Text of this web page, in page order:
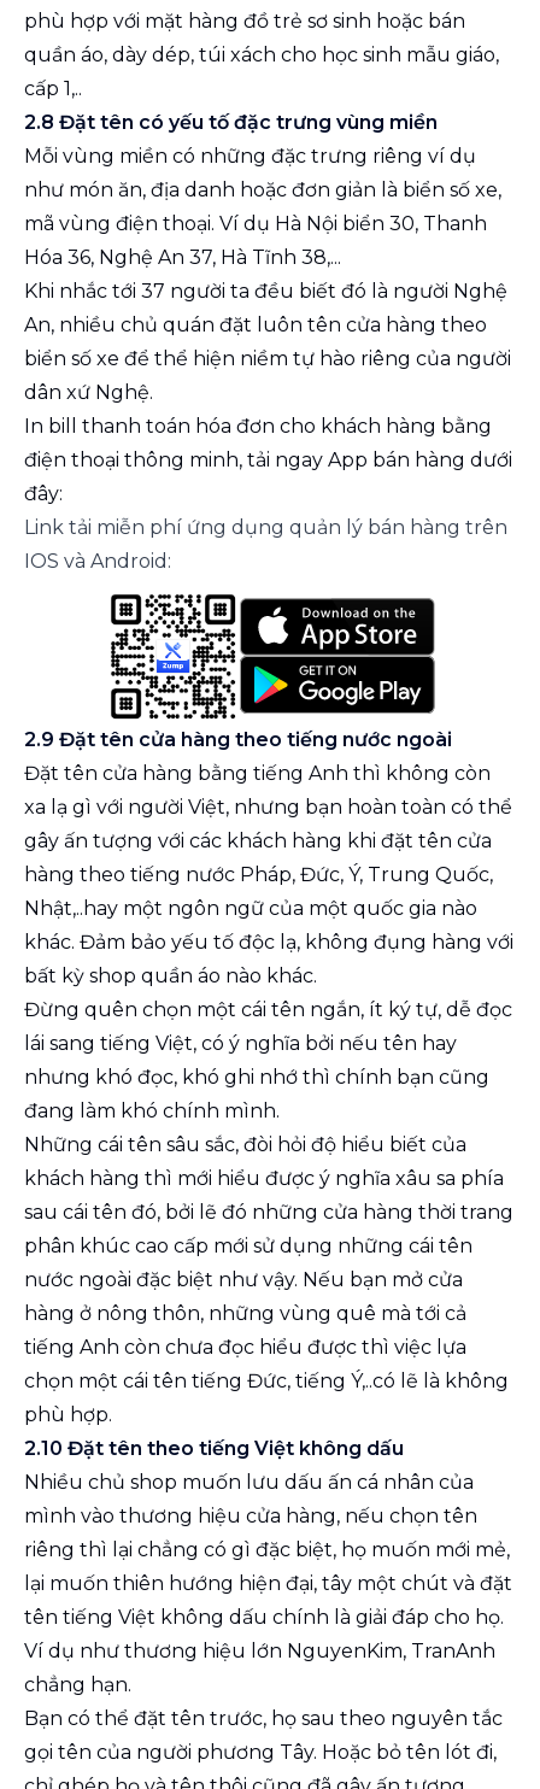
phù hợp với mặt hàng đồ trẻ sơ sinh hoặc bán
quần áo, dày dép, túi xách cho học sinh mẫu giáo,
cấp 1,..
2.8 Đặt tên có yếu tố đặc trưng vùng miền
Mỗi vùng miền có những đặc trưng riêng ví dụ
như món ăn, địa danh hoặc đơn giản là biển số xe,
mã vùng điện thoại. Ví dụ Hà Nội biển 30, Thanh
Hóa 36, Nghệ An 37, Hà Tĩnh 38,...
Khi nhắc tới 37 người ta đều biết đó là người Nghệ
An, nhiều chủ quán đặt luôn tên cửa hàng theo
biển số xe để thể hiện niềm tự hào riêng của người
dân xứ Nghệ.
In bill thanh toán hóa đơn cho khách hàng bằng
điện thoại thông minh, tải ngay App bán hàng dưới
đây:
Link tải miễn phí ứng dụng quản lý bán hàng trên
IOS và Android:
2.9 Đặt tên cửa hàng theo tiếng nước ngoài
Đặt tên cửa hàng bằng tiếng Anh thì không còn
xa lạ gì với người Việt, nhưng bạn hoàn toàn có thể
gây ấn tượng với các khách hàng khi đặt tên cửa
hàng theo tiếng nước Pháp, Đức, Ý, Trung Quốc,
Nhật,..hay một ngôn ngữ của một quốc gia nào
khác. Đảm bảo yếu tố độc lạ, không đụng hàng với
bất kỳ shop quần áo nào khác.
Đừng quên chọn một cái tên ngắn, ít ký tự, dễ đọc
lái sang tiếng Việt, có ý nghĩa bởi nếu tên hay
nhưng khó đọc, khó ghi nhớ thì chính bạn cũng
đang làm khó chính mình.
Những cái tên sâu sắc, đòi hỏi độ hiểu biết của
khách hàng thì mới hiểu được ý nghĩa xâu sa phía
sau cái tên đó, bởi lẽ đó những cửa hàng thời trang
phân khúc cao cấp mới sử dụng những cái tên
nước ngoài đặc biệt như vậy. Nếu bạn mở cửa
hàng ở nông thôn, những vùng quê mà tới cả
tiếng Anh còn chưa đọc hiểu được thì việc lựa
chọn một cái tên tiếng Đức, tiếng Ý,..có lẽ là không
phù hợp.
2.10 Đặt tên theo tiếng Việt không dấu
Nhiều chủ shop muốn lưu dấu ấn cá nhân của
mình vào thương hiệu cửa hàng, nếu chọn tên
riêng thì lại chẳng có gì đặc biệt, họ muốn mới mẻ,
lại muốn thiên hướng hiện đại, tây một chút và đặt
tên tiếng Việt không dấu chính là giải đáp cho họ.
Ví dụ như thương hiệu lớn NguyenKim, TranAnh
chẳng hạn.
Bạn có thể đặt tên trước, họ sau theo nguyên tắc
gọi tên của người phương Tây. Hoặc bỏ tên lót đi,